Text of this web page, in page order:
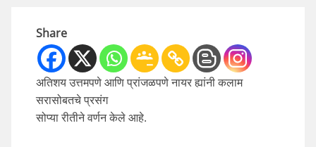
Share
अतिशय उत्तमपणे आणि प्रांजळपणे नायर ह्यांनी कलाम
सरासोबतचे प्रसंग
सोप्या रीतीने वर्णन केले आहे.